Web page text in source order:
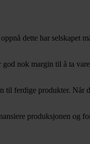
dette har selskapet
god nok margin til å ta
ferdige produkter. Når
produksjonen og